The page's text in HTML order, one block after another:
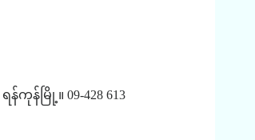
ရန်ကုန်မြို့။ 09-428 613